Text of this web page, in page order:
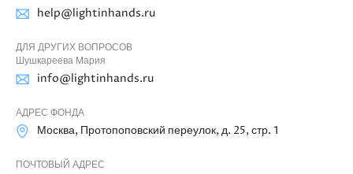
help@lightinhands.ru
ДЛЯ ДРУГИХ ВОПРОСОВ
Шушкареева Мария
info@lightinhands.ru
АДРЕС ФОНДА
Москва, Протопоповский переулок, д. 25, стр. 1
ПОЧТОВЫЙ АДРЕС